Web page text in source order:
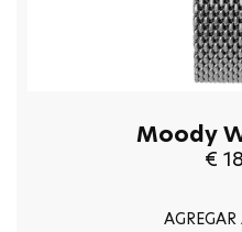
Moody
€